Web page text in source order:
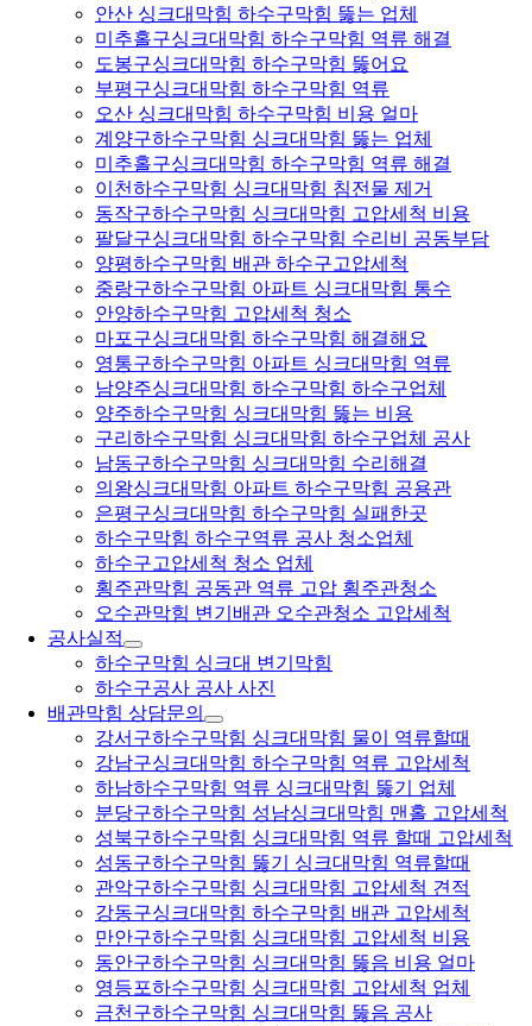
안산 싱크대막힘 하수구막힘 뚫는 업체
미추홀구싱크대막힘 하수구막힘 역류 해결
도봉구싱크대막힘 하수구막힘 뚫어요
부평구싱크대막힘 하수구막힘 역류
오산 싱크대막힘 하수구막힘 비용 얼마
계양구하수구막힘 싱크대막힘 뚫는 업체
미추홀구싱크대막힘 하수구막힘 역류 해결
이천하수구막힘 싱크대막힘 침전물 제거
동작구하수구막힘 싱크대막힘 고압세척 비용
팔달구싱크대막힘 하수구막힘 수리비 공동부담
양평하수구막힘 배관 하수구고압세척
중랑구하수구막힘 아파트 싱크대막힘 통수
안양하수구막힘 고압세척 청소
마포구싱크대막힘 하수구막힘 해결해요
영통구하수구막힘 아파트 싱크대막힘 역류
남양주싱크대막힘 하수구막힘 하수구업체
양주하수구막힘 싱크대막힘 뚫는 비용
구리하수구막힘 싱크대막힘 하수구업체 공사
남동구하수구막힘 싱크대막힘 수리해결
의왕싱크대막힘 아파트 하수구막힘 공용관
은평구싱크대막힘 하수구막힘 실패한곳
하수구막힘 하수구역류 공사 청소업체
하수구고압세척 청소 업체
횡주관막힘 공동관 역류 고압 횡주관청소
오수관막힘 변기배관 오수관청소 고압세척
공사실적
하수구막힘 싱크대 변기막힘
하수구공사 공사 사진
배관막힘 상담문의
강서구하수구막힘 싱크대막힘 물이 역류할때
강남구싱크대막힘 하수구막힘 역류 고압세척
하남하수구막힘 역류 싱크대막힘 뚫기 업체
분당구하수구막힘 성남싱크대막힘 맨홀 고압세척
성북구하수구막힘 싱크대막힘 역류 할때 고압세척
성동구하수구막힘 뚫기 싱크대막힘 역류할때
관악구하수구막힘 싱크대막힘 고압세척 견적
강동구싱크대막힘 하수구막힘 배관 고압세척
만안구하수구막힘 싱크대막힘 고압세척 비용
동안구하수구막힘 싱크대막힘 뚫음 비용 얼마
영등포하수구막힘 싱크대막힘 고압세척 업체
금천구하수구막힘 싱크대막힘 뚫음 공사